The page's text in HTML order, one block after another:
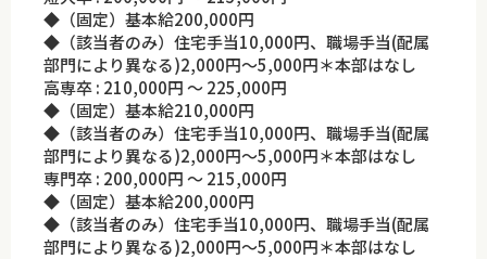
◆（固定）基本給200,000円
◆（該当者のみ）住宅手当10,000円、職場手当(配属
部門により異なる)2,000円～5,000円＊本部はなし
高専卒 : 210,000円 ～ 225,000円
◆（固定）基本給210,000円
◆（該当者のみ）住宅手当10,000円、職場手当(配属
部門により異なる)2,000円～5,000円＊本部はなし
専門卒 : 200,000円 ～ 215,000円
◆（固定）基本給200,000円
◆（該当者のみ）住宅手当10,000円、職場手当(配属
部門により異なる)2,000円～5,000円＊本部はなし